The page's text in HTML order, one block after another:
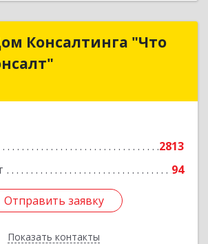
Консалтинга "Что
2813
94
Отправить заявку
Показать контакты
Консалтинга "Что
Отправить заявку
Назад